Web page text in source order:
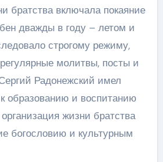
братства включала покаяние
дважды в году – летом и
строгому режиму,
молитвы, посты и
Радонежский имел
образованию и воспитанию
жизни братства
богословию и культурным